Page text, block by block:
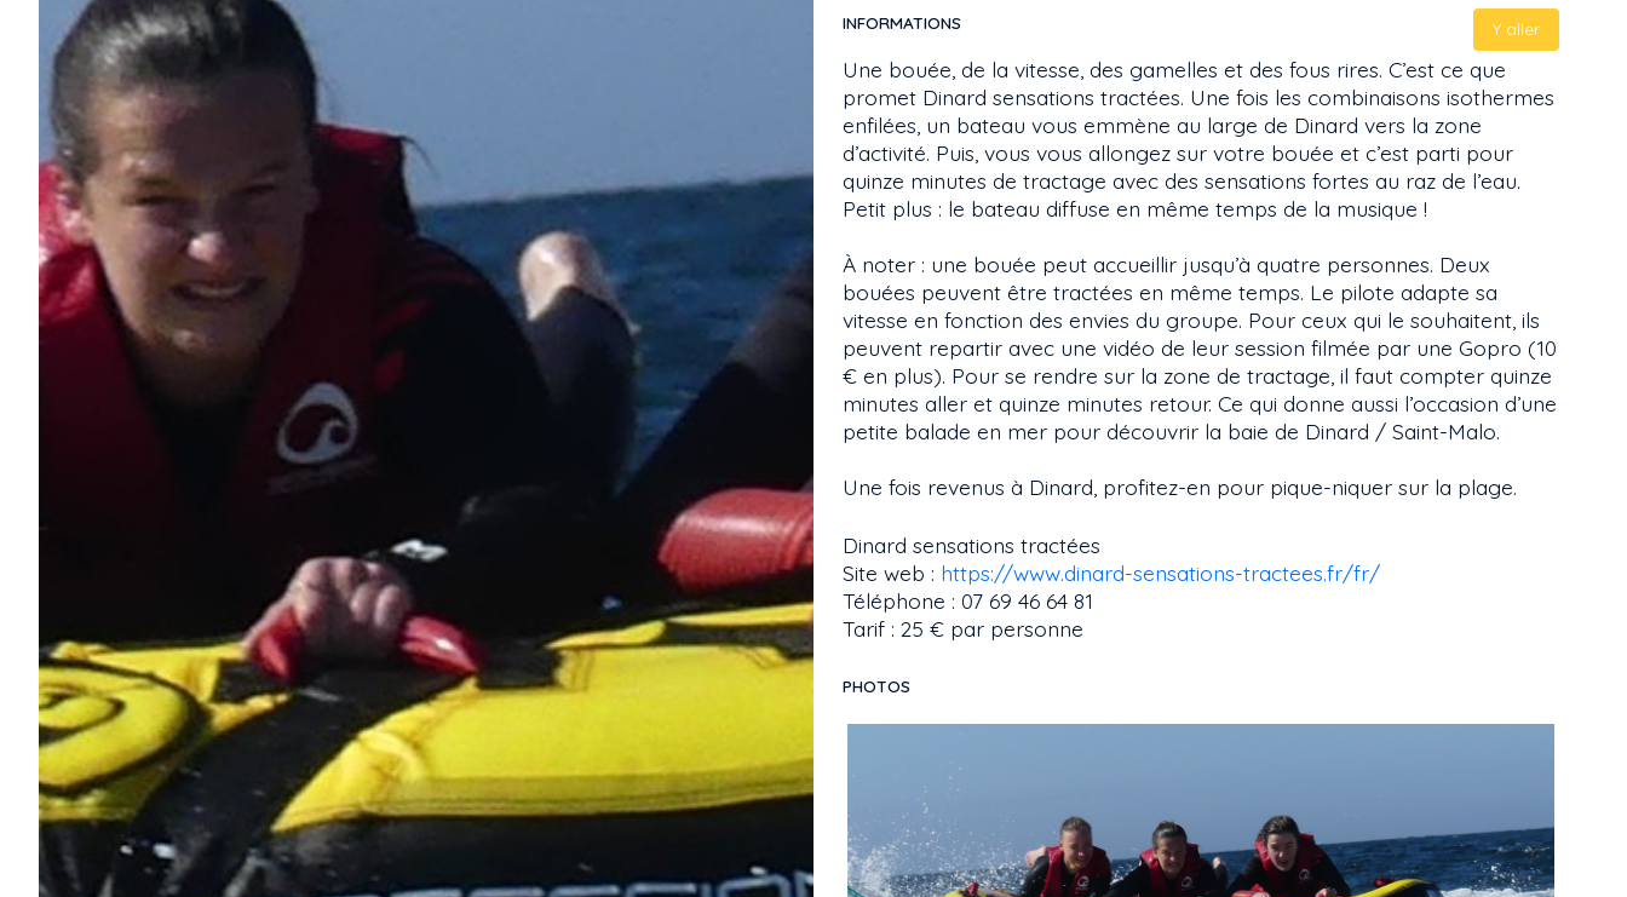
Y aller
INFORMATIONS
Une bouée, de la vitesse, des gamelles et des fous rires. C’est ce que
promet Dinard sensations tractées. Une fois les combinaisons isothermes
enfilées, un bateau vous emmène au large de Dinard vers la zone
d’activité. Puis, vous vous allongez sur votre bouée et c’est parti pour
quinze minutes de tractage avec des sensations fortes au raz de l’eau.
Petit plus : le bateau diffuse en même temps de la musique !
À noter : une bouée peut accueillir jusqu’à quatre personnes. Deux
bouées peuvent être tractées en même temps. Le pilote adapte sa
vitesse en fonction des envies du groupe. Pour ceux qui le souhaitent, ils
peuvent repartir avec une vidéo de leur session filmée par une Gopro (10
€ en plus). Pour se rendre sur la zone de tractage, il faut compter quinze
minutes aller et quinze minutes retour. Ce qui donne aussi l’occasion d’une
petite balade en mer pour découvrir la baie de Dinard / Saint-Malo.
Une fois revenus à Dinard, profitez-en pour pique-niquer sur la plage.
Dinard sensations tractées
Site web : https://www.dinard-sensations-tractees.fr/fr/
Téléphone : 07 69 46 64 81
Tarif : 25 € par personne
PHOTOS